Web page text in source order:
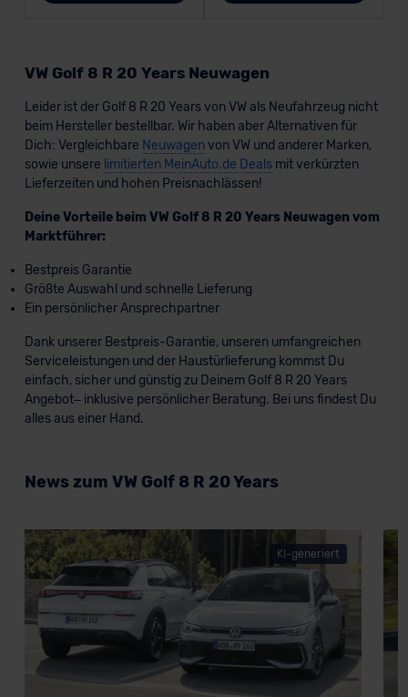
VW Golf 8 R 20 Years Neuwagen
Leider ist der Golf 8 R 20 Years von VW als Neufahrzeug nicht
beim Hersteller bestellbar. Wir haben aber Alternativen für
Dich: Vergleichbare Neuwagenvon VW und anderer Marken,
sowie unsere limitierten MeinAuto.de Dealsmit verkürzten
Lieferzeiten und hohen Preisnachlässen!
Deine Vorteile beim VW Golf 8 R 20 Years Neuwagen vom
Marktführer:
Bestpreis Garantie
Größte Auswahl und schnelle Lieferung
Ein persönlicher Ansprechpartner
Dank unserer Bestpreis-Garantie, unseren umfangreichen
Serviceleistungen und der Haustürlieferung kommst Du
einfach, sicher und günstig zu Deinem Golf 8 R 20 Years
Angebot– inklusive persönlicher Beratung. Bei uns findest Du
alles aus einer Hand.
News zum VW Golf 8 R 20 Years
KI-generiert